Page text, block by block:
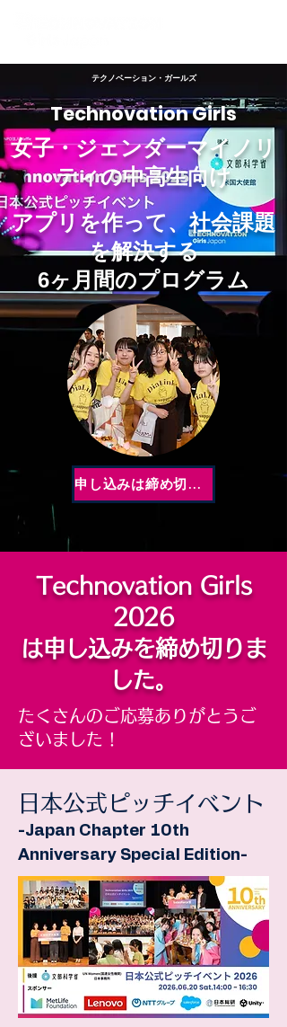
​テクノベーション・ガールズ
Technovation Girls
女子・ジェンダーマイノリ
ティの中高生向け​
​アプリを作って、社会課題
を解決する
6ヶ月間のプログラム
申し込みは締め切りました
Technovation Girls
2026
は申し込みを締め切りま
した。
たくさんのご応募ありがとうご
ざいました !
日本公式ピッチイベント
-Japan Chapter 10th
Anniversary Special Edition-